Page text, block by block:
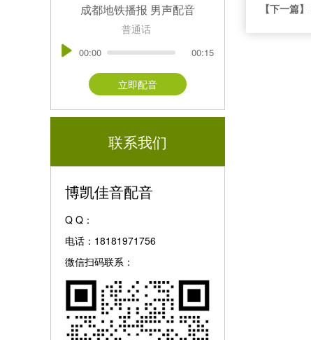
成都地铁播报 男声配音
普通话
00:00 00:15
立即配音
联系我们
博凯佳音配音
Q Q：
电话：18181971756
微信扫码联系：
【下一篇】